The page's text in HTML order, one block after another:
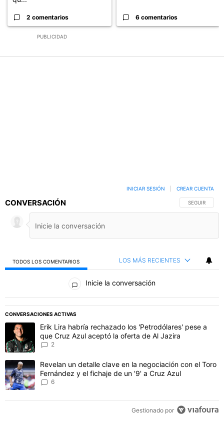
PUBLICIDAD
2 comentarios 6 comentarios
CONVERSACIÓN SIGA ESTA
SEGUIR
INICIAR SESIÓN CREAR CUENTA
TODOS LOS COMENTARIOS LOS MÁS RECIENTES
Todos los comentarios
Inicie la conversación
CONVERSACIONES ACTIVAS
Este listado muestra los artículos con más comentarios en los
Un artículo de tendencia con el título "Erik Lira habría rechazado
Erik Lira habría rechazado los 'Petrodólares' pese a
que Cruz Azul aceptó la oferta de Al Jazira
Un artículo de tendencia con el título "Revelan un detalle clave
Revelan un detalle clave en la negociación con el Toro